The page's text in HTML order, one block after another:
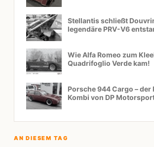
Stellantis schließt
legendäre PRV-V6
Wie Alfa Romeo zum
Quadrifoglio Verde kam!
Porsche 944 Cargo – der
Kombi von DP
AN DIESEM TAG